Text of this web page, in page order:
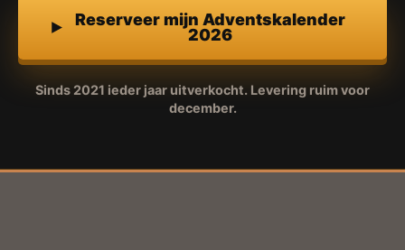
Reserveer mijn Adventskalender
2026
Sinds 2021 ieder jaar uitverkocht. Levering ruim voor
december.